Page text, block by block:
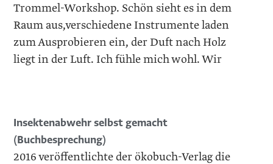
Trommel-Workshop. Schön sieht es in dem
Raum aus,verschiedene Instrumente laden
zum Ausprobieren ein, der Duft nach Holz
liegt in der Luft. Ich fühle mich wohl. Wir
Insektenabwehr selbst gemacht
(Buchbesprechung)
2016 veröffentlichte der ökobuch-Verlag die